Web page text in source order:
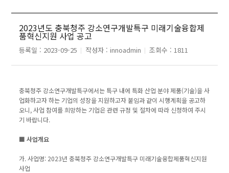
2023년도 충북청주 강소연구개발특구 미래기술융합제
품혁신지원 사업 공고
등록일 : 2023-09-25 작성자 :innoadmin 조회수 :1811
충북청주 강소연구개발특구에서는 특구 내에 특화 산업 분야 제품(기술)을 사
업화하고자 하는 기업의 성장을 지원하고자 붙임과 같이 시행계획을 공고하
오니, 사업 참여를 희망하는 기업은 관련 규정 및 절차에 따라 신청하여 주시
기 바랍니다.
■ 사업개요
가. 사업명: 2023년 충북청주 강소연구개발특구 미래기술융합제품혁신지원
사업